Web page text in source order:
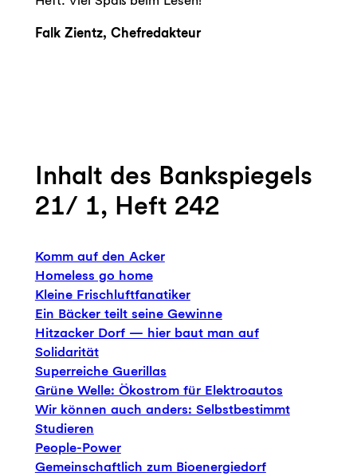
Falk Zientz, Chefredakteur
Inhalt des Bankspiegels
21/ 1, Heft 242
Komm auf den Acker
Homeless go home
Kleine Frischluftfanatiker
Ein Bäcker teilt seine Gewinne
Hitzacker Dorf — hier baut man auf
Solidarität
Superreiche Guerillas
Grüne Welle: Ökostrom für Elektroautos
Wir können auch anders: Selbstbestimmt
Studieren
People-Power
Gemeinschaftlich zum Bioenergiedorf